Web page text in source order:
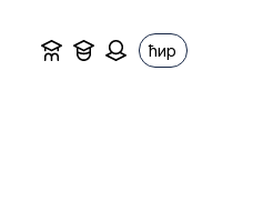
ћир